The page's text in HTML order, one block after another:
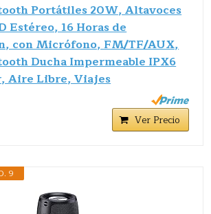
Portátiles 20W, Altavoces
Estéreo, 16 Horas de
con Micrófono, FM/TF/AUX,
Ducha Impermeable IPX6
Aire Libre, Viajes
Ver Precio
9